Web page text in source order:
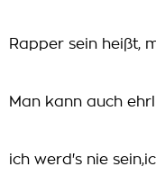
Rapper sein heißt,
Man kann auch
ich werd's nie